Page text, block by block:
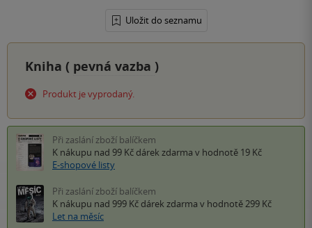
Uložit do seznamu
Kniha ( pevná vazba )
Produkt je vyprodaný.
Při zaslání zboží balíčkem
K nákupu nad 99 Kč dárek zdarma v hodnotě 19 Kč
E-shopové listy
Při zaslání zboží balíčkem
K nákupu nad 999 Kč dárek zdarma v hodnotě 299 Kč
Let na měsíc